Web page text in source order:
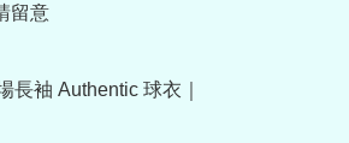
留意
袖 Authentic 球衣｜